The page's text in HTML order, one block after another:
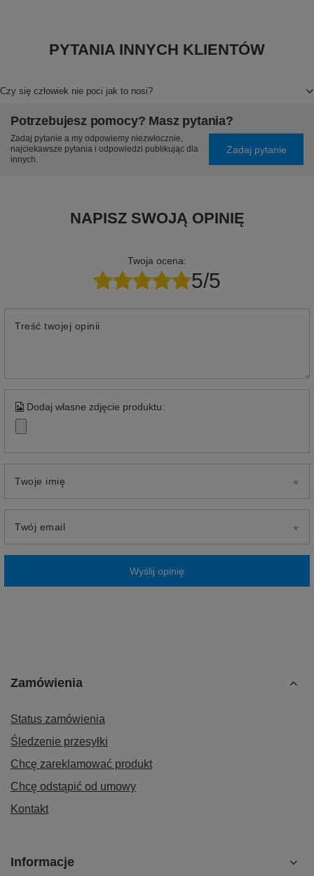
PYTANIA INNYCH KLIENTÓW
Czy się człowiek nie poci jak to nosi?
Potrzebujesz pomocy? Masz pytania?
Zadaj pytanie a my odpowiemy niezwłocznie,
najciekawsze pytania i odpowiedzi publikując dla
innych.
Zadaj pytanie
NAPISZ SWOJĄ OPINIĘ
Twoja ocena:
5/5
Treść twojej opinii
Dodaj własne zdjęcie produktu:
Twoje imię
Twój email
Wyślij opinię
Zamówienia
Status zamówienia
Śledzenie przesyłki
Chcę zareklamować produkt
Chcę odstąpić od umowy
Kontakt
Informacje